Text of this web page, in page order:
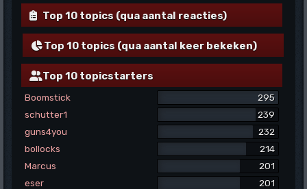
Top 10 topics (qua aantal reacties)
Top 10 topics (qua aantal keer bekeken)
Top 10 topicstarters
Boomstick
295
schutter1
239
guns4you
232
bollocks
214
Marcus
201
eser
201